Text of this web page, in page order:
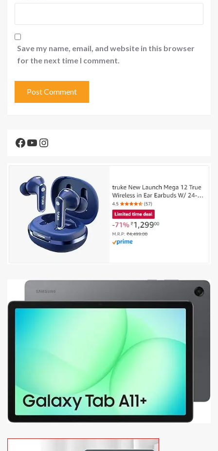
Save my name, email, and website in this browser
for the next time I comment.
Facebook
YouTube
Instagram